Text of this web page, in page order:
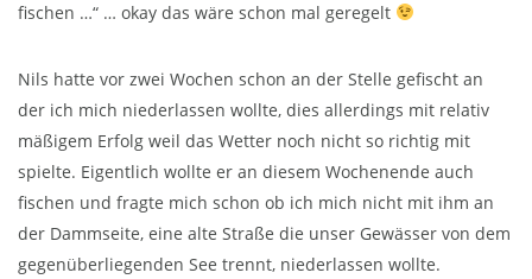
fischen …“ … okay das wäre schon mal geregelt
Nils hatte vor zwei Wochen schon an der Stelle gefischt an
der ich mich niederlassen wollte, dies allerdings mit relativ
mäßigem Erfolg weil das Wetter noch nicht so richtig mit
spielte. Eigentlich wollte er an diesem Wochenende auch
fischen und fragte mich schon ob ich mich nicht mit ihm an
der Dammseite, eine alte Straße die unser Gewässer von dem
gegenüberliegenden See trennt, niederlassen wollte.